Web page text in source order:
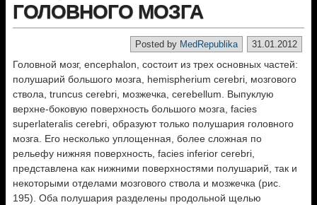
ГОЛОВНОГО МОЗГА
31.01.2012
Posted by MedRepublika
Головной мозг, encephalon, состоит из трех основных частей:
полушарий большого мозга, hemispherium cerebri, мозгового
ствола, truncus cerebri, мозжечка, cerebellum. Выпуклую
верхне-боковую поверхность большого мозга, facies
superlateralis cerebri, образуют только полушария головного
мозга. Его несколько уплощенная, более сложная по
рельефу нижняя поверхность, facies inferior cerebri,
представлена как нижними поверхностями полушарий, так и
некоторыми отделами мозгового ствола и мозжечка (рис.
195). Оба полушария разделены продольной щелью